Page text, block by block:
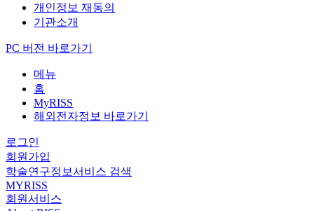
개인정보 재동의
기관소개
PC 버전 바로가기
메뉴
홈
MyRISS
해외전자정보 바로가기
로그인
회원가입
학술연구정보서비스 검색
MYRISS
회원서비스